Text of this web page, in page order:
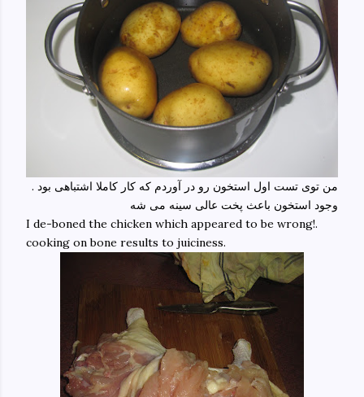
من توی تست اول استخون رو در آوردم که کار کاملا اشتباهی بود .
وجود استخون باعث پخت عالی سینه می شه
I de-boned the chicken which appeared to be wrong!.
cooking on bone results to juiciness.